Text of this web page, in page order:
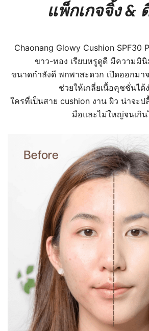
แพ็กเกจจิ้ง &
Chaonang Glowy Cushion SPF30
ขาว-ทอง เรียบหรูดูดี มีความมิ
ขนาดกำลังดี พกพาสะดวก เปิดออกมา
ช่วยให้เกลี่ยเนื้อคุชชั่นได้
ใครที่เป็นสาย cushion งาน ผิว น่าจะ
มือและไม่ใหญ่จนเกิน